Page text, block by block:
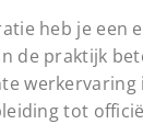
heb je een
de praktijk
tot